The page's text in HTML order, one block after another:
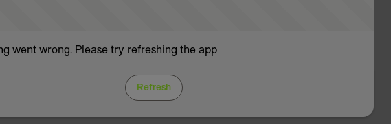
went wrong. Please try refreshing the app
Refresh